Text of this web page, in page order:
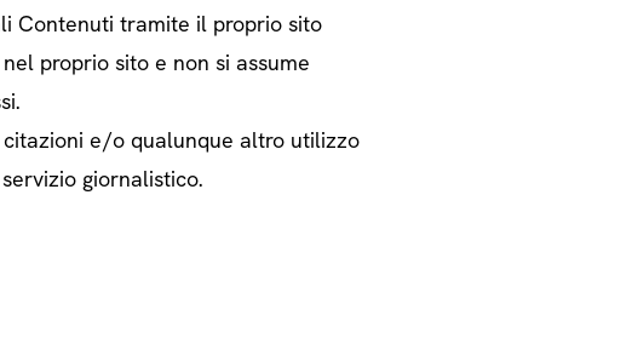
Contenuti tramite il proprio sito
proprio sito e non si assume
e/o qualunque altro utilizzo
giornalistico.